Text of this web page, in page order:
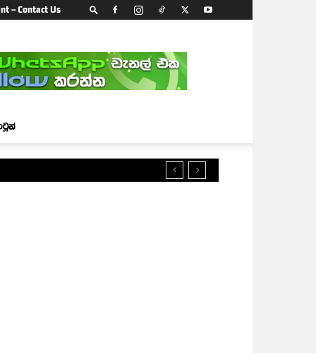
– Contact Us